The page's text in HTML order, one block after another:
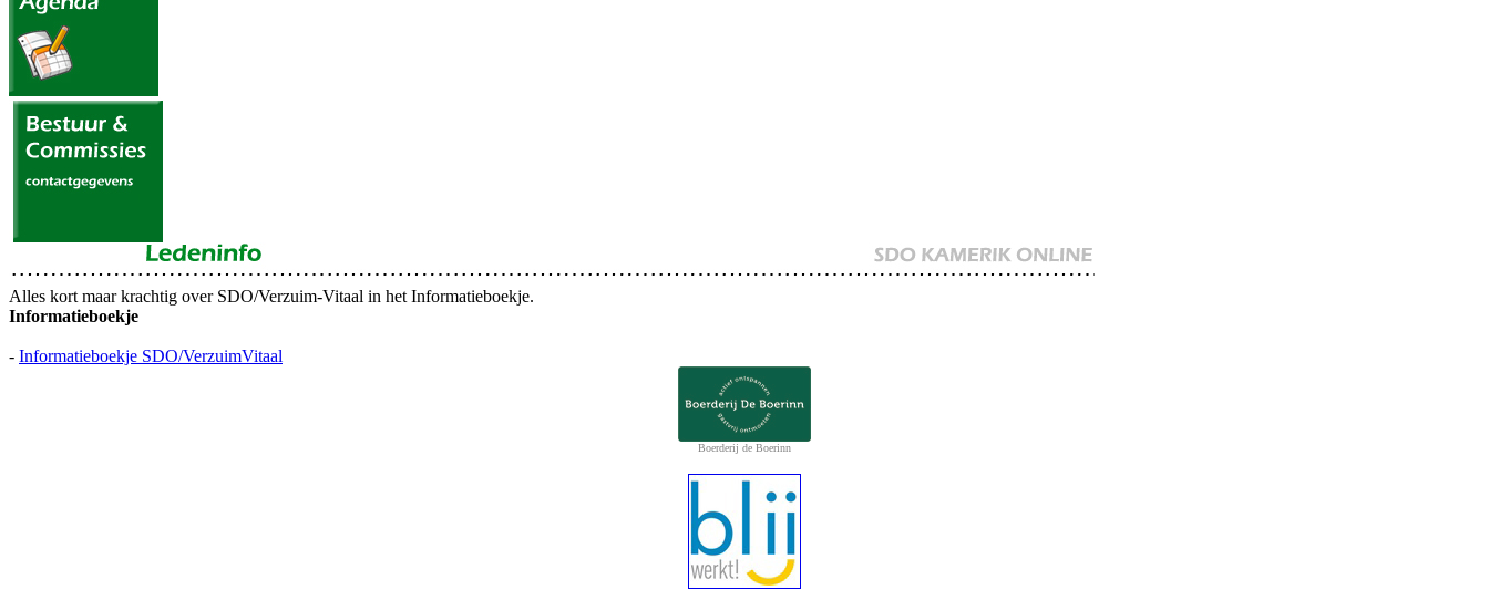
Alles kort maar krachtig over SDO/Verzuim-Vitaal in het Informatieboekje.
Informatieboekje
- Informatieboekje SDO/VerzuimVitaal
Boerderij de Boerinn